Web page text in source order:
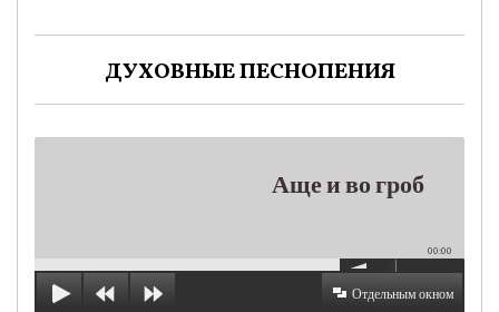
ДУХОВНЫЕ ПЕСНОПЕНИЯ
Аще и во гроб
00:00
Отдельным окном